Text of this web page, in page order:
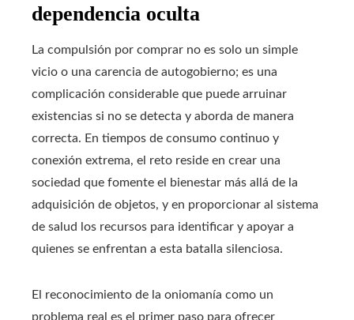
dependencia oculta
La compulsión por comprar no es solo un simple
vicio o una carencia de autogobierno; es una
complicación considerable que puede arruinar
existencias si no se detecta y aborda de manera
correcta. En tiempos de consumo continuo y
conexión extrema, el reto reside en crear una
sociedad que fomente el bienestar más allá de la
adquisición de objetos, y en proporcionar al sistema
de salud los recursos para identificar y apoyar a
quienes se enfrentan a esta batalla silenciosa.
El reconocimiento de la oniomanía como un
problema real es el primer paso para ofrecer